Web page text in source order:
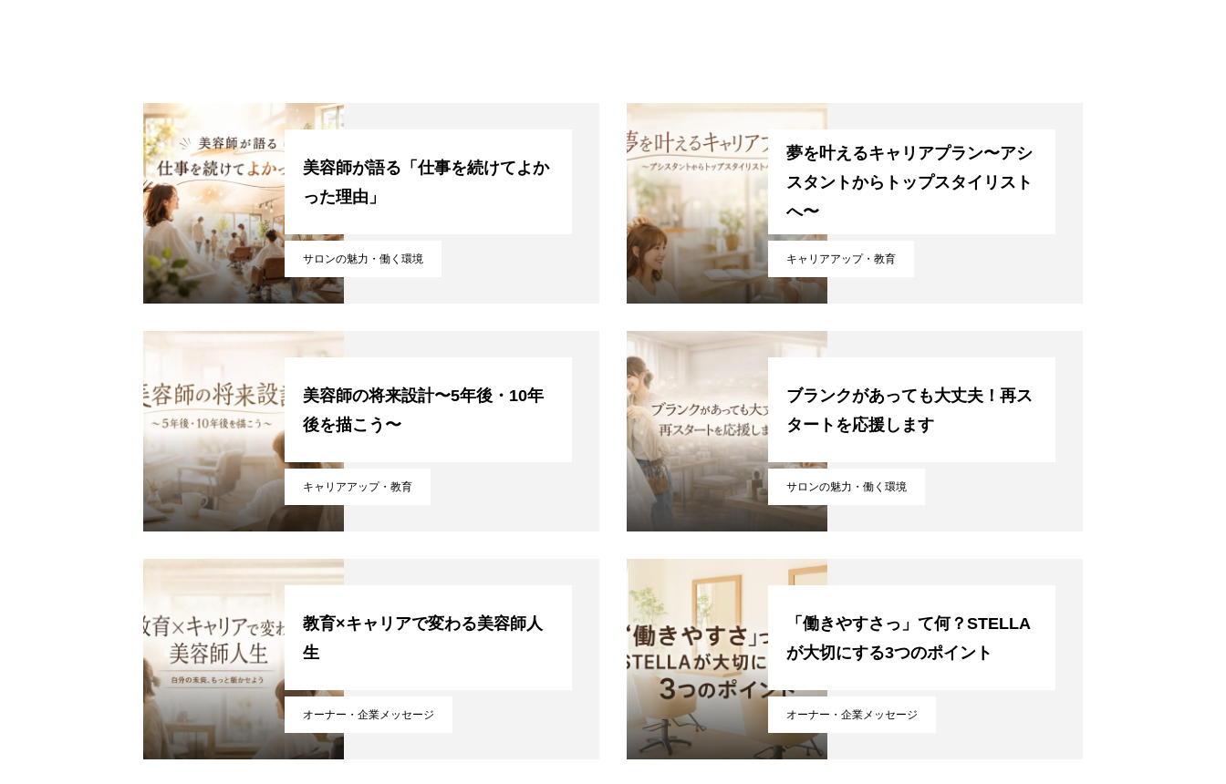
サロンの魅力・働く環境
美容師が語る「仕事を続けてよか
った理由」
キャリアアップ・教育
夢を叶えるキャリアプラン〜アシ
スタントからトップスタイリスト
へ〜
キャリアアップ・教育
美容師の将来設計〜5年後・10年
後を描こう〜
サロンの魅力・働く環境
ブランクがあっても大丈夫！再ス
タートを応援します
オーナー・企業メッセージ
教育×キャリアで変わる美容師人
生
オーナー・企業メッセージ
「働きやすさっ」て何？STELLA
が大切にする3つのポイント